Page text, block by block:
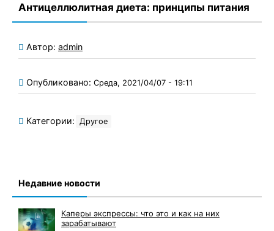
Антицеллюлитная диета: принципы питания
Автор: admin
Опубликовано: Среда, 2021/04/07 - 19:11
Категории: Другое
Недавние новости
Каперы экспрессы: что это и как на них
зарабатывают